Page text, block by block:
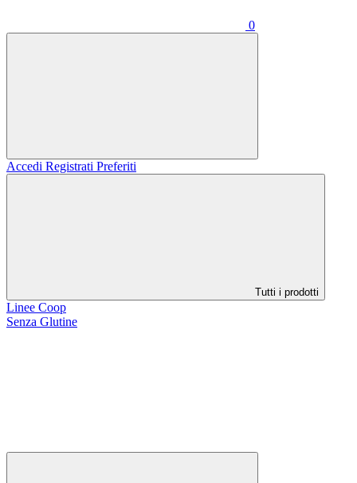
0
Accedi Registrati Preferiti
Tutti i prodotti
Linee Coop
Senza Glutine